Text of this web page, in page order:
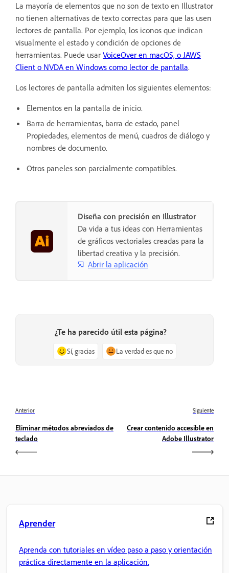
La mayoría de elementos que no son de texto en Illustrator
no tienen alternativas de texto correctas para que las usen
lectores de pantalla. Por ejemplo, los iconos que indican
visualmente el estado y condición de opciones de
herramientas. Puede usar VoiceOver en macOS, o JAWS
Client o NVDA en Windows como lector de pantalla.
Los lectores de pantalla admiten los siguientes elementos:
Elementos en la pantalla de inicio.
Barra de herramientas, barra de estado, panel
Propiedades, elementos de menú, cuadros de diálogo y
nombres de documento.
Otros paneles son parcialmente compatibles.
Diseña con precisión en Illustrator
Da vida a tus ideas con Herramientas
de gráficos vectoriales creadas para la
libertad creativa y la precisión.
Abrir la aplicación
¿Te ha parecido útil esta página?
Sí, gracias La verdad es que no
Anterior
Eliminar métodos abreviados de
teclado
Siguiente
Crear contenido accesible en
Adobe Illustrator
Aprender
Aprenda con tutoriales en vídeo paso a paso y orientación
práctica directamente en la aplicación.